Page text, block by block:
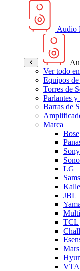
Audio
Ver todo
Equipos
Torres de
Parlantes
Barras de
Marca
Bose
Sony
LG
JBL
TCL
VTA